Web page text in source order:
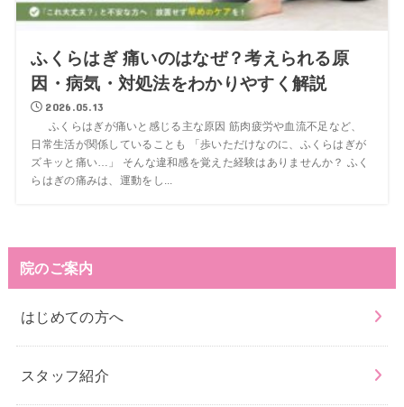
ふくらはぎ 痛いのはなぜ？考えられる原
因・病気・対処法をわかりやすく解説
2026.05.13
ふくらはぎが痛いと感じる主な原因 筋肉疲労や血流不足など、
日常生活が関係していることも 「歩いただけなのに、ふくらはぎが
ズキッと痛い…」 そんな違和感を覚えた経験はありませんか？ ふく
らはぎの痛みは、運動をし...
院のご案内
はじめての方へ
スタッフ紹介